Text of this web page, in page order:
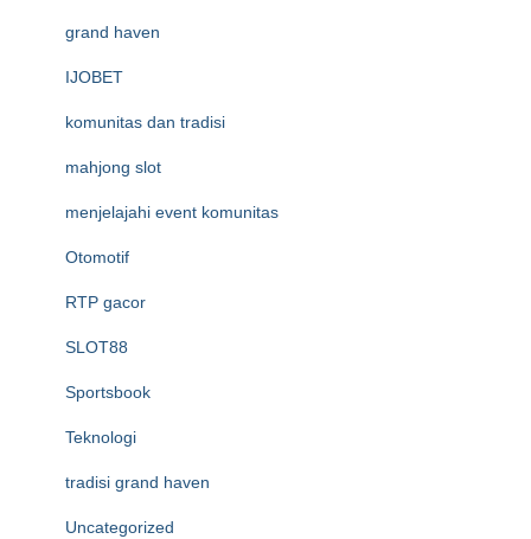
grand haven
IJOBET
komunitas dan tradisi
mahjong slot
menjelajahi event komunitas
Otomotif
RTP gacor
SLOT88
Sportsbook
Teknologi
tradisi grand haven
Uncategorized